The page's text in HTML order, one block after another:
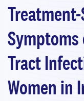
Tract
Women in